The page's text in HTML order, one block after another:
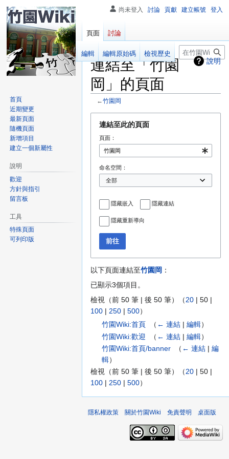
說明
連結至「竹園
岡」的頁面
←竹園岡
連結至此的頁面
頁面：
命名空間：
隱藏嵌入 隱藏連結
隱藏重新導向
前往
以下頁面連結至竹園岡 ：
已顯示3個項目。
檢視（前 50 筆 | 後 50 筆）（20 | 50 |
100 | 250 | 500）
竹園Wiki:首頁
（ ← 連結 |編輯）
竹園Wiki:歡迎
（ ← 連結 |編輯）
竹園Wiki:首頁/banner
（ ← 連結 |編
輯）
檢視（前 50 筆 | 後 50 筆）（20 | 50 |
100 | 250 | 500）
尚未登入 討論 貢獻 建立帳號 登入
頁面 討論
閱讀 編輯 編輯原始碼 檢視歷史
搜
首頁
近期變更
最新頁面
隨機頁面
新增項目
建立一個新屬性
說明
歡迎
方針與指引
留言板
工具
特殊頁面
可列印版
隱私權政策 關於竹園Wiki 免責聲明 桌面版